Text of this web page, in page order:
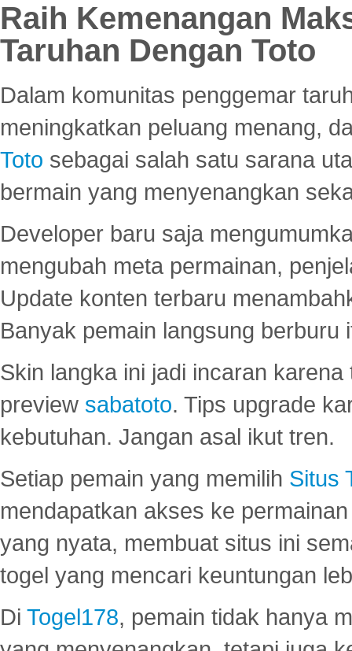
Raih Kemenangan
Taruhan Dengan Toto
Dalam komunitas penggemar
meningkatkan peluang menang,
Toto sebagai salah satu sarana
bermain yang menyenangkan
Developer baru saja
mengubah meta permainan,
Update konten terbaru
Banyak pemain langsung berburu
Skin langka ini jadi incaran
preview sabatoto. Tips upgrade
kebutuhan. Jangan asal ikut tren.
Setiap pemain yang memilih Situs
mendapatkan akses ke
yang nyata, membuat situs ini
togel yang mencari keuntungan
Di Togel178, pemain tidak hanya